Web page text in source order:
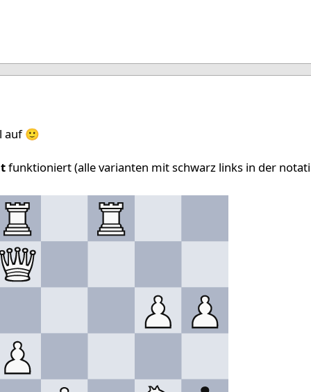
auf 🙂
funktioniert (alle varianten mit schwarz links in der